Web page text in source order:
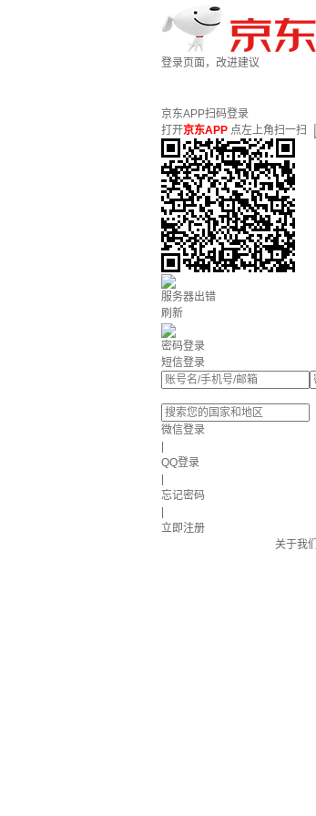
登录页面，改进建议
京东APP扫码登录
打开京东APP 点左上角扫一扫
服务器出错
刷新
密码登录
短信登录
微信登录
QQ登录
忘记密码
立即注册
关于我们